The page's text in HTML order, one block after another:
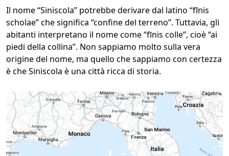
Il nome “Siniscola” potrebbe derivare dal latino “fīnis
scholae” che significa “confine del terreno”. Tuttavia, gli
abitanti interpretano il nome come “fīnis colle”, cioè “ai
piedi della collina”. Non sappiamo molto sulla vera
origine del nome, ma quello che sappiamo con certezza
è che Siniscola è una città ricca di storia.